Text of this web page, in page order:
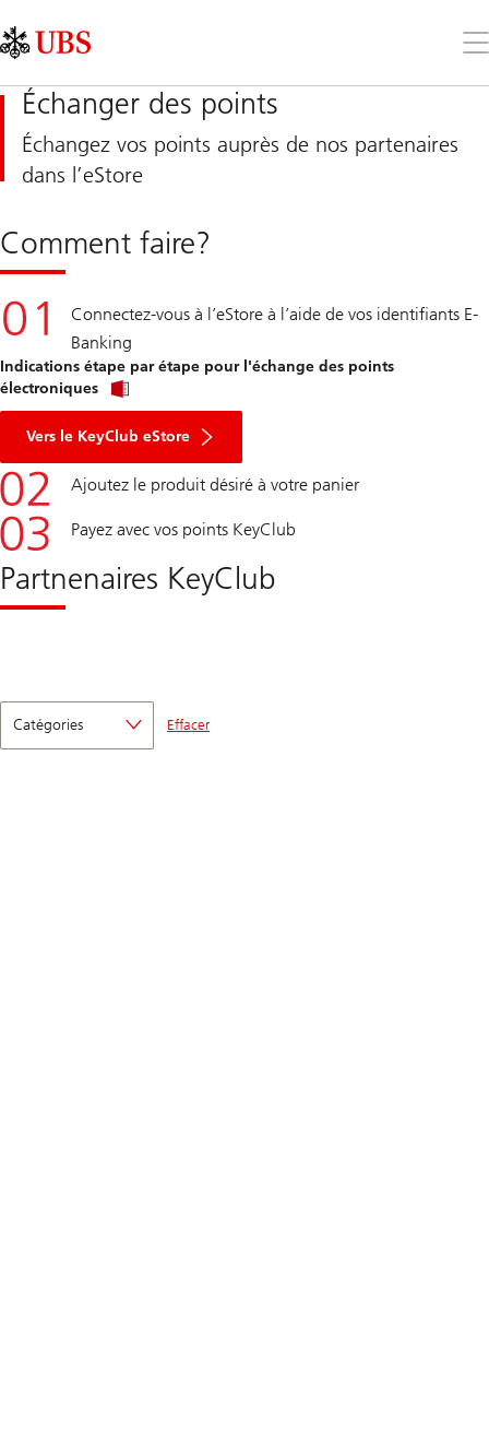
Links
Area
le
Échanger des points
Échangez vos points auprès de nos partenaires
dans l’eStore
Comment faire?
Connectez-vous à l’eStore à l’aide de vos identifiants E-
Banking
Indications étape par étape pour l'échange des points
électroniques
Vers le KeyClub eStore
Ajoutez le produit désiré à votre panier
Payez avec vos points KeyClub
Partnenaires KeyClub
Catégories Effacer